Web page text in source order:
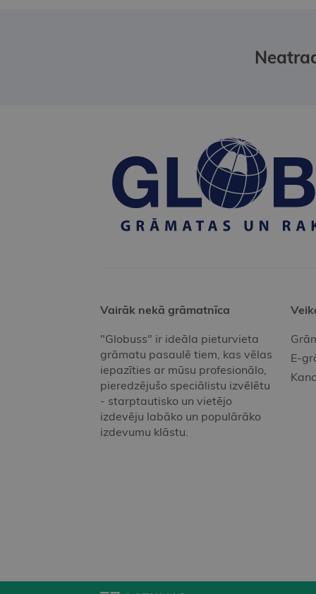
Vairāk nekā grāmatnīca
"Globuss" ir ideāla pieturvieta
grāmatu pasaulē tiem, kas vēlas
iepazīties ar mūsu profesionālo,
pieredzējušo speciālistu izvēlētu
- starptautisko un vietējo
izdevēju labāko un populārāko
izdevumu klāstu.
E-